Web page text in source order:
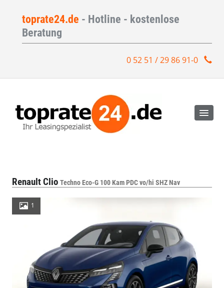
toprate24.de - Hotline - kostenlose
Beratung
0 52 51 / 29 86 91-0
Renault Clio Techno Eco-G 100 Kam PDC vo/hi SHZ Nav
1